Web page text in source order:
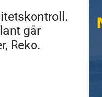
går
Reko.